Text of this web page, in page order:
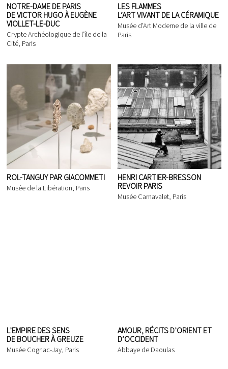
NOTRE-DAME DE PARIS
DE VICTOR HUGO À EUGÈNE
VIOLLET-LE-DUC
Crypte Archéologique de l’île de la
Cité, Paris
LES FLAMMES
L’ART VIVANT DE LA CÉRAMIQUE
Musée d’Art Moderne de la ville de
Paris
ROL-TANGUY PAR GIACOMMETI
Musée de la Libération, Paris
HENRI CARTIER-BRESSON
REVOIR PARIS
Musée Carnavalet, Paris
L’EMPIRE DES SENS
DE BOUCHER À GREUZE
Musée Cognac-Jay, Paris
AMOUR, RÉCITS D’ORIENT ET
D’OCCIDENT
Abbaye de Daoulas